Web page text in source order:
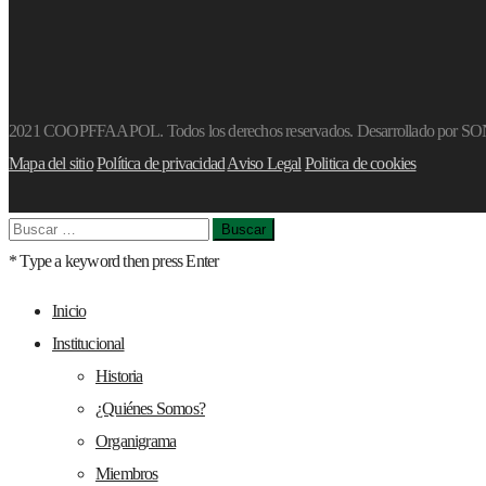
2021 COOPFFAAPOL. Todos los derechos reservados. Desarrollado por
Mapa del sitioPolítica de privacidadAviso Legal Politica de cookies
Buscar:
* Type a keyword then press Enter
Inicio
Institucional
Historia
¿Quiénes Somos?
Organigrama
Miembros